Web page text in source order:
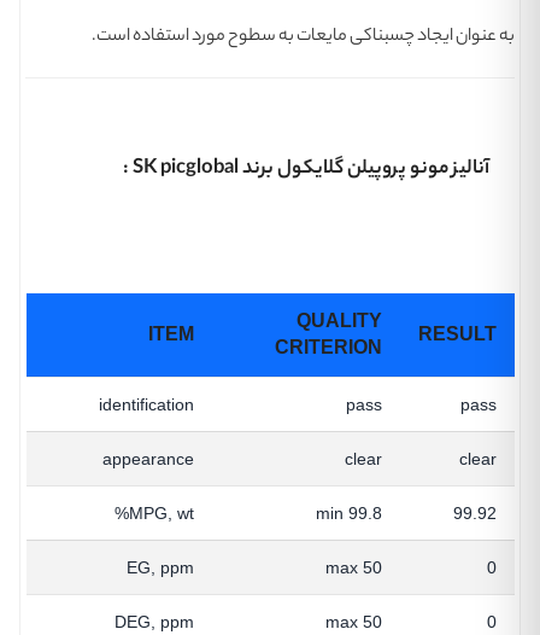
به عنوان ایجاد چسبناکی مایعات به سطوح مورد استفاده است.
آنالیز مونو پروپیلن گلایکول برند SK picglobal :
RESULT
QUALITY
CRITERION
ITEM
pass
pass
identification
clear
clear
appearance
99.92
min 99.8
MPG, wt%
0
max 50
EG, ppm
0
max 50
DEG, ppm